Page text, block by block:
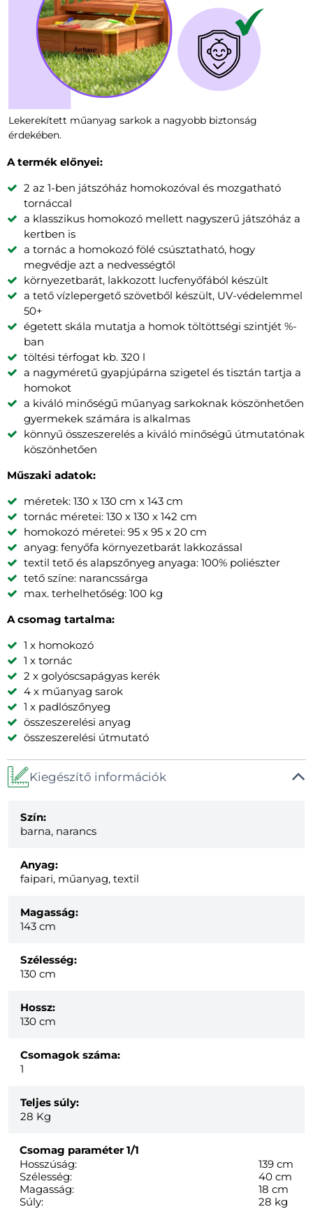
Lekerekített műanyag sarkok a nagyobb biztonság
érdekében.
A termék előnyei:
2 az 1-ben játszóház homokozóval és mozgatható
tornáccal
a klasszikus homokozó mellett nagyszerű játszóház a
kertben is
a tornác a homokozó fölé csúsztatható, hogy
megvédje azt a nedvességtől
környezetbarát, lakkozott lucfenyőfából készült
a tető vízlepergető szövetből készült, UV-védelemmel
50+
égetett skála mutatja a homok töltöttségi szintjét %-
ban
töltési térfogat kb. 320 l
a nagyméretű gyapjúpárna szigetel és tisztán tartja a
homokot
a kiváló minőségű műanyag sarkoknak köszönhetően
gyermekek számára is alkalmas
könnyű összeszerelés a kiváló minőségű útmutatónak
köszönhetően
Műszaki adatok:
méretek: 130 x 130 cm x 143 cm
tornác méretei: 130 x 130 x 142 cm
homokozó méretei: 95 x 95 x 20 cm
anyag: fenyőfa környezetbarát lakkozással
textil tető és alapszőnyeg anyaga: 100% poliészter
tető színe: narancssárga
max. terhelhetőség: 100 kg
A csomag tartalma:
1 x homokozó
1 x tornác
2 x golyóscsapágyas kerék
4 x műanyag sarok
1 x padlószőnyeg
összeszerelési anyag
összeszerelési útmutató
Kiegészítő információk
Szín:
barna, narancs
Anyag:
faipari, műanyag, textil
Magasság:
143 cm
Szélesség:
130 cm
Hossz:
130 cm
Csomagok száma:
1
Teljes súly:
28 Kg
Csomag paraméter1/1
Hosszúság:
139 cm
Szélesség:
40 cm
Magasság:
18 cm
Súly:
28 kg